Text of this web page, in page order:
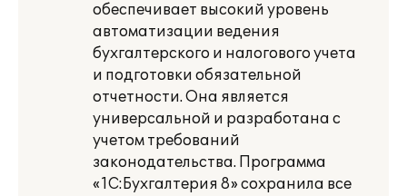
обеспечивает высокий уровень
автоматизации ведения
бухгалтерского и налогового учета
и подготовки обязательной
отчетности. Она является
универсальной и разработана с
учетом требований
законодательства. Программа
«1С:Бухгалтерия 8» сохранила все